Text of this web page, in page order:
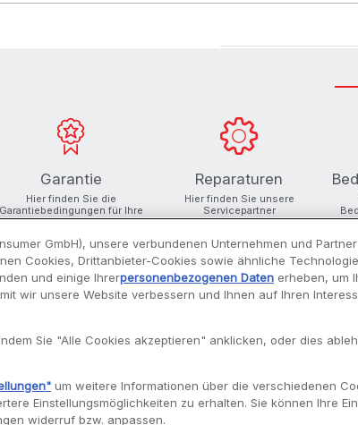
Garantie
Hier finden Sie die
Garantiebedingungen für Ihre
Produkte
Reparaturen
Hier finden Sie unsere
Servicepartner
PRODUKTE
Filterkaffeemaschinen
Fritteusen
Küchenmaschinen
INSPIRATIONEN
Moulisearch
Unsere Cookboards
GmbH), unsere verbundenen Unternehmen und
Cookies, Drittanbieter-Cookies sowie ähnliche
und einige Ihrerpersonenbezogenen Daten erheben, um
wir unsere Website verbessern und Ihnen auf Ihren
Sie "Alle Cookies akzeptieren" anklicken, oder dies
um weitere Informationen über die verschiedenen
Einstellungsmöglichkeiten zu erhalten. Sie können Ihre
widerruf bzw. anpassen.